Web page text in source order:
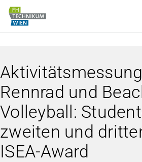
Rennrad und
Volleyball:
zweiten und
ISEA-Award